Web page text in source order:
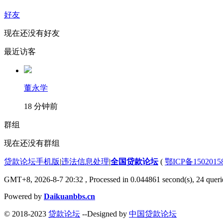
好友
现在还没有好友
最近访客
董永学
18 分钟前
群组
现在还没有群组
贷款论坛手机版|违法信息处理|全国贷款论坛( 鄂ICP备
GMT+8, 2026-8-7 20:32 , Processed in 0.044861 second(s), 24
Powered by Daikuanbbs.cn
© 2018-2023 贷款论坛 --Designed by 中国贷款论坛